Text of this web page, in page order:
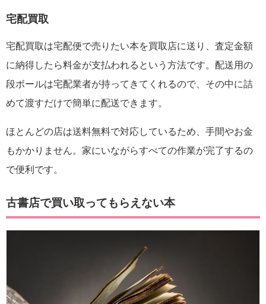
宅配買取
宅配買取は宅配便で売りたい本を買取店に送り、査定金額
に納得したら料金が支払われるという方法です。配送用の
段ボールは宅配業者が持ってきてくれるので、その中に詰
めて渡すだけで簡単に配送できます。
ほとんどの店は送料無料で対応しているため、手間やお金
もかかりません。家にいながらすべての作業が完了するの
で便利です。
古書店で買い取ってもらえない本